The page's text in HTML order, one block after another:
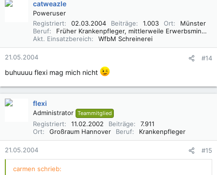
catweazle
Poweruser
Registriert
02.03.2004 Beiträge 1.003 Ort
Münster
Beruf
Früher Krankenpfleger, mittlerweile Erwerbsminderungsrentner
Akt. Einsatzbereich
WfbM Schreinerei
21.05.2004 #14
buhuuuu flexi mag mich nicht
flexi
Administrator Teammitglied
Registriert 11.02.2002 Beiträge
7.911
Ort
Großraum Hannover Beruf Krankenpfleger
21.05.2004 #15
carmen schrieb: